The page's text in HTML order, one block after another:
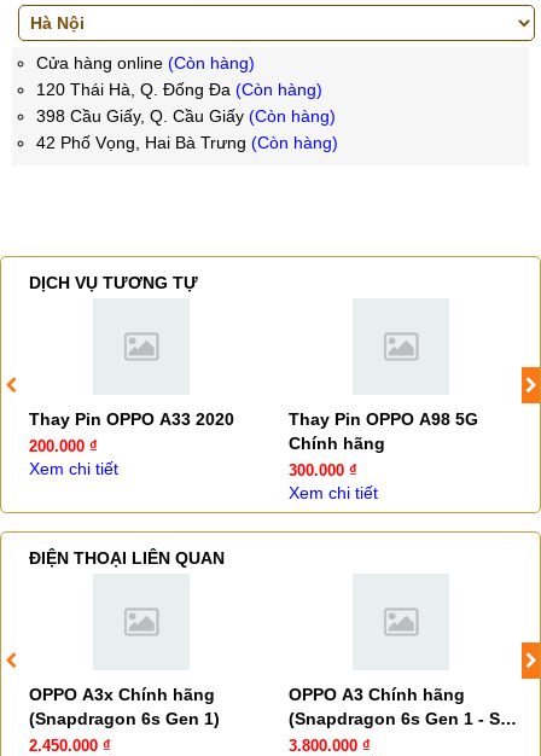
Cửa hàng online (Còn hàng)
120 Thái Hà, Q. Đống Đa (Còn hàng)
398 Cầu Giấy, Q. Cầu Giấy (Còn hàng)
42 Phố Vọng, Hai Bà Trưng (Còn hàng)
DỊCH VỤ TƯƠNG TỰ
Thay Pin OPPO A33 2020
200.000 ₫
Xem chi tiết
Thay Pin OPPO A98 5G
Chính hãng
300.000 ₫
Xem chi tiết
ĐIỆN THOẠI LIÊN QUAN
OPPO A3x Chính hãng
(Snapdragon 6s Gen 1)
2.450.000 ₫
OPPO A3 Chính hãng
(Snapdragon 6s Gen 1 - Sạc
45W)
3.800.000 ₫